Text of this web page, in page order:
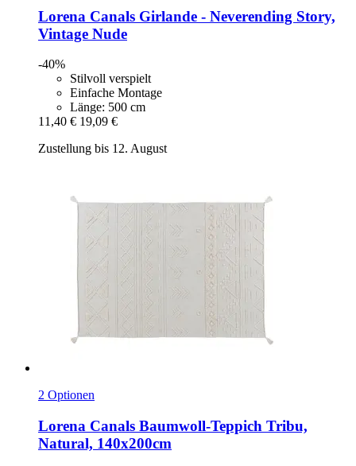
Lorena Canals Girlande -​ Neverending Story,
Vintage Nude
-40%
Stilvoll verspielt
Einfache Montage
Länge: 500 cm
11,40 € 19,09 €
Zustellung bis 12. August
2 Optionen
Lorena Canals Baumwoll-​Teppich Tribu,
Natural, 140x200cm